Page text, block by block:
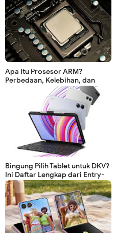
Apa Itu Prosesor ARM?
Perbedaan, Kelebihan, dan
Bingung Pilih Tablet untuk DKV?
Ini Daftar Lengkap dari Entry-
Level hingga Pro